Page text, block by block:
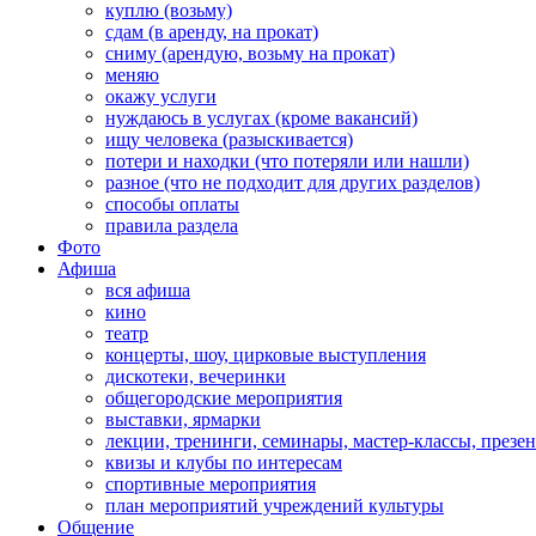
куплю (возьму)
сдам (в аренду, на прокат)
сниму (арендую, возьму на прокат)
меняю
окажу услуги
нуждаюсь в услугах (кроме вакансий)
ищу человека (разыскивается)
потери и находки (что потеряли или нашли)
разное (что не подходит для других разделов)
способы оплаты
правила раздела
Фото
Афиша
вся афиша
кино
театр
концерты, шоу, цирковые выступления
дискотеки, вечеринки
общегородские мероприятия
выставки, ярмарки
лекции, тренинги, семинары, мастер-классы,
квизы и клубы по интересам
спортивные мероприятия
план мероприятий учреждений культуры
Общение